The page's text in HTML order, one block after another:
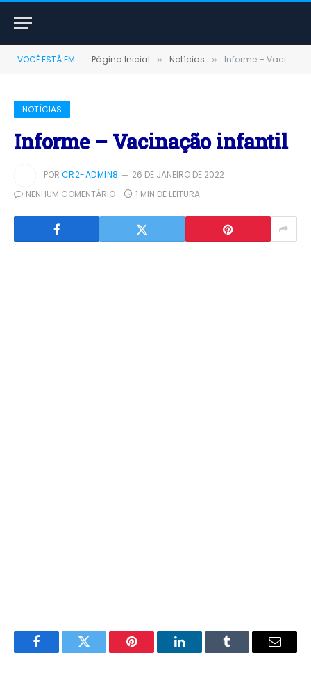
VOCÊ ESTÁ EM: Página Inicial » Notícias » Informe – Vacinação infantil
NOTÍCIAS
Informe – Vacinação infantil
POR CR2-ADMIN8
26 DE JANEIRO DE 2022
NENHUM COMENTÁRIO
1 MIN DE LEITURA
FacebookTwitter Pinterest LinkedInTumblr
E-